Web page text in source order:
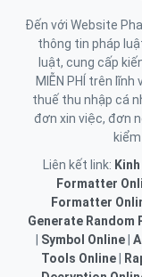
Đến với Website
thông tin pháp
luật, cung cấp
MIỄN PHÍ trên
thuế thu nhập cá
đơn xin việc, đơn
Liên kết link:
Formatter
Formatter
Generate Random
Symbol Online
Tools Online|